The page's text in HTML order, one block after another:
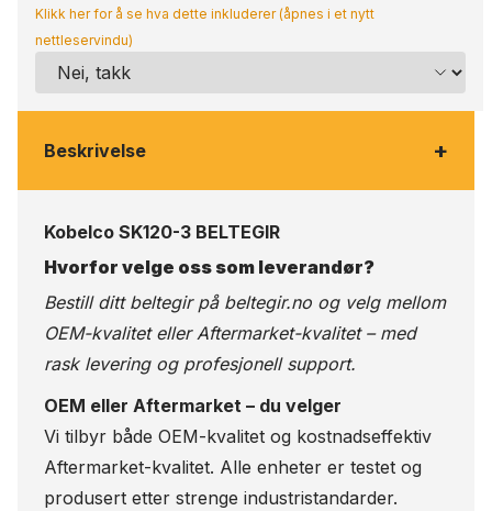
Klikk her for å se hva dette inkluderer (åpnes i et nytt
nettleservindu)
Beskrivelse +
Kobelco SK120-3 BELTEGIR
Hvorfor velge oss som leverandør?
Bestill ditt beltegir på beltegir.no og velg mellom
OEM-kvalitet eller Aftermarket-kvalitet – med
rask levering og profesjonell support.
OEM eller Aftermarket – du velger
Vi tilbyr både OEM-kvalitet og kostnadseffektiv
Aftermarket-kvalitet. Alle enheter er testet og
produsert etter strenge industristandarder.